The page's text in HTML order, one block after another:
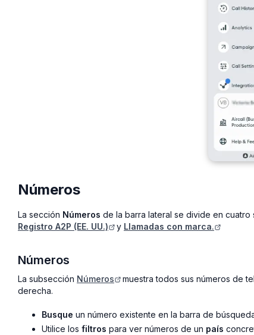
Números
La sección Números de la barra lateral se divide en cuatro
Registro A2P (EE. UU.)
y Llamadas con marca.
Números
La subsección Números
muestra todos sus números de
derecha.
Busque un número existente en la barra de
Utilice los filtros para ver números de un país